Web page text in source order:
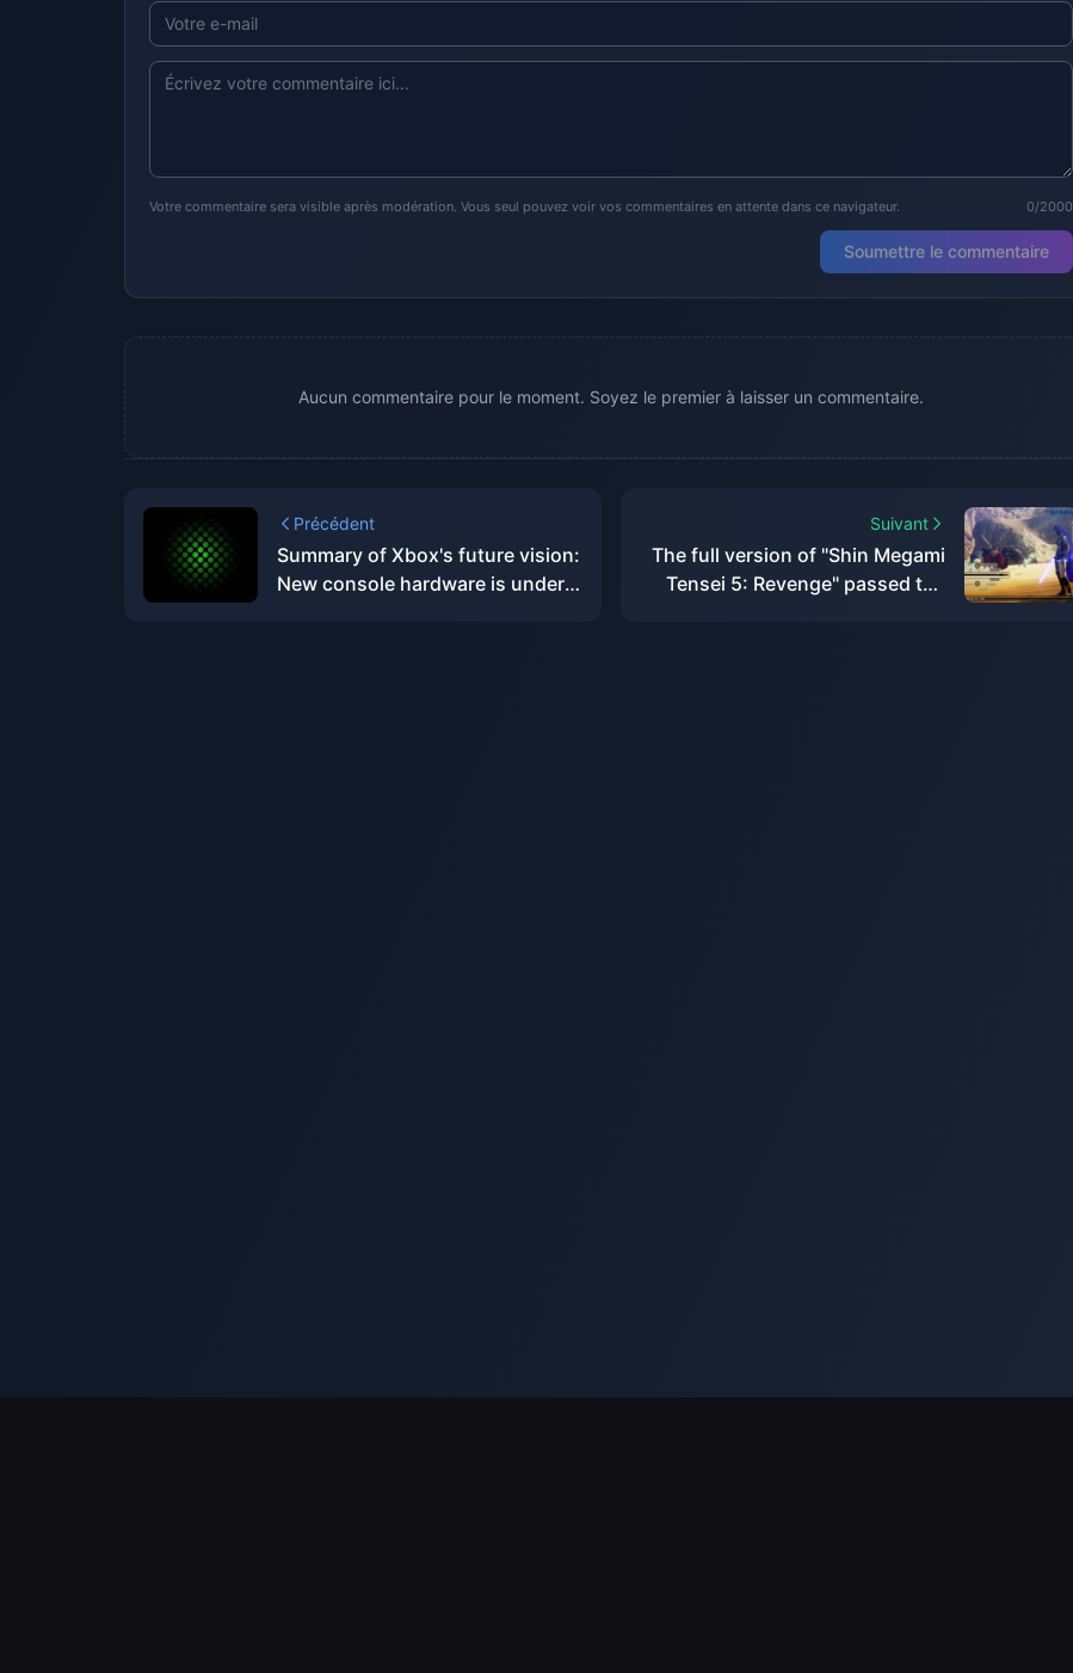
Votre commentaire sera visible après modération. Vous seul pouvez voir vos commentaires en attente dans ce navigateur. 0/2000
Soumettre le commentaire
Aucun commentaire pour le moment. Soyez le premier à laisser un commentaire.
Précédent
Summary of Xbox's future vision:
New console hardware is under
Suivant
The full version of "Shin Megami
Tensei 5: Revenge" passed the